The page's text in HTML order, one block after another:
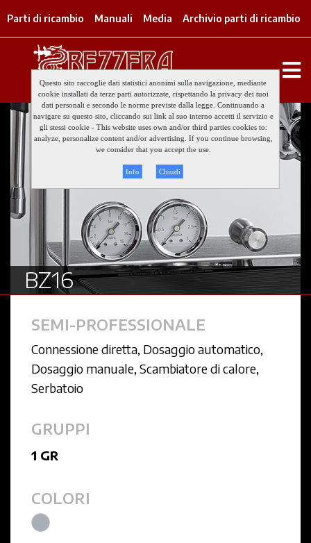
Archivio parti di ricambio
Media
Manuali
Parti di ricambio
Questo sito raccoglie dati statistici anonimi sulla navigazione, mediante
cookie installati da terze parti autorizzate, rispettando la privacy dei tuoi
dati personali e secondo le norme previste dalla legge. Continuando a
navigare su questo sito, cliccando sui link al suo interno accetti il servizio e
gli stessi cookie - This website uses own and/or third parties cookies to:
analyze, personalize content and/or advertising. If you continue browsing,
we consider that you accept the use.
Info Chiudi
BZ16
SEMI-PROFESSIONALE
Connessione diretta, Dosaggio automatico,
Dosaggio manuale, Scambiatore di calore,
Serbatoio
GRUPPI
1 GR
COLORI